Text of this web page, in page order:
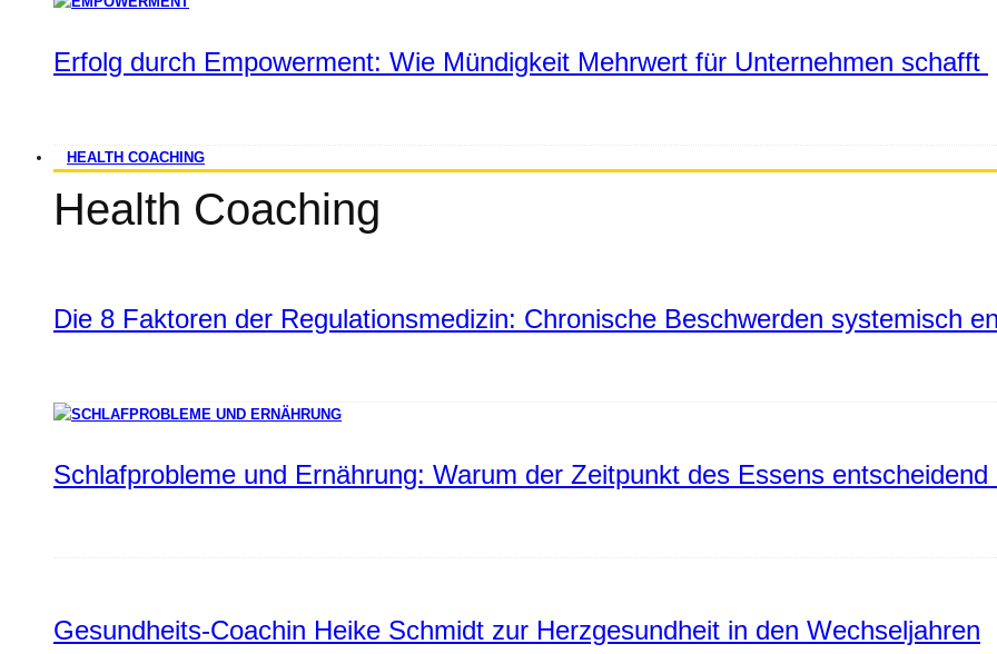
Erfolg durch Empowerment: Wie Mündigkeit Mehrwert für Unternehmen schafft
HEALTH COACHING
Health Coaching
Die 8 Faktoren der Regulationsmedizin: Chronische Beschwerden systemisch
Schlafprobleme und Ernährung: Warum der Zeitpunkt des Essens entscheidend
Gesundheits-Coachin Heike Schmidt zur Herzgesundheit in den Wechseljahren